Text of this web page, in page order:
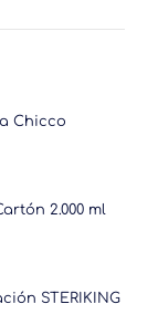
Chicco
2.000 ml
STERIKING